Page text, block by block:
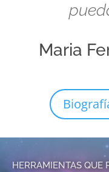
Maria
HERRAMIENTAS QUE